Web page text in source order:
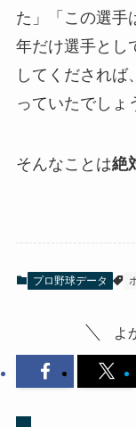
た」「この選手
年だけ選手とし
してくだされば
っていたでしょ
そんなことは絶
プロ野球データ
よ